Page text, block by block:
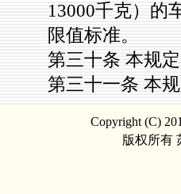
13000千克）的
限值标准。
第三十条 本规
第三十一条 本
Copyright (C)
版权所有